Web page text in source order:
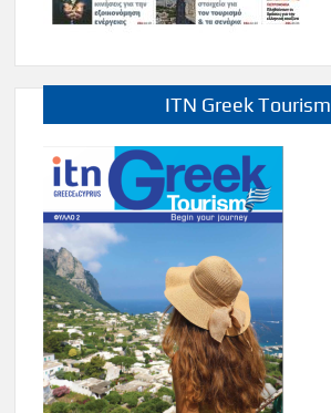
ITN Greek Tourism